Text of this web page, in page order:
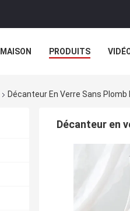
MAISON PRODUITS
Décanteur En Verre Sans
Décanteur en